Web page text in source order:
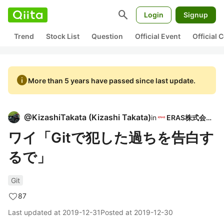
search Login Signup
Trend Stock List Question Official Event Official
infoMore than 5 years have passed since last update.
@KizashiTakata (Kizashi Takata)in ERAS株式会社
ワイ「Gitで犯した過ちを告白す
るで」
Git
87
Last updated at 2019-12-31Posted at 2019-12-30